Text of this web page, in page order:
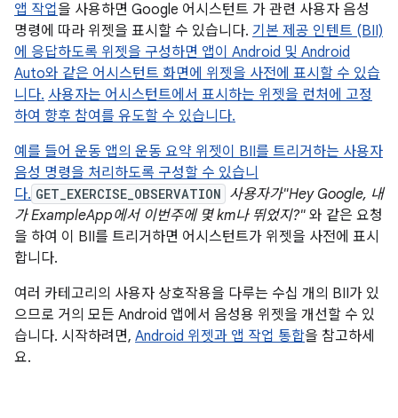
앱 작업을 사용하면 Google 어시스턴트 가 관련 사용자 음성
명령에 따라 위젯을 표시할 수 있습니다. 기본 제공 인텐트 (BII)
에 응답하도록 위젯을 구성하면 앱이 Android 및 Android
Auto와 같은 어시스턴트 화면에 위젯을 사전에 표시할 수 있습
니다. 사용자는 어시스턴트에서 표시하는 위젯을 런처에 고정
하여 향후 참여를 유도할 수 있습니다.
예를 들어 운동 앱의 운동 요약 위젯이 BII를 트리거하는 사용자
음성 명령을 처리하도록 구성할 수 있습니
다. GET_EXERCISE_OBSERVATION 사용자가"Hey Google, 내
가 ExampleApp에서 이번주에 몇 km나 뛰었지?" 와 같은 요청
을 하여 이 BII를 트리거하면 어시스턴트가 위젯을 사전에 표시
합니다.
여러 카테고리의 사용자 상호작용을 다루는 수십 개의 BII가 있
으므로 거의 모든 Android 앱에서 음성용 위젯을 개선할 수 있
습니다. 시작하려면, Android 위젯과 앱 작업 통합을 참고하세
요.